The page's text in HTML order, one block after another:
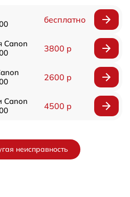
бесплатно
Canon
3800 р
2600 р
Canon
4500 р
неисправность